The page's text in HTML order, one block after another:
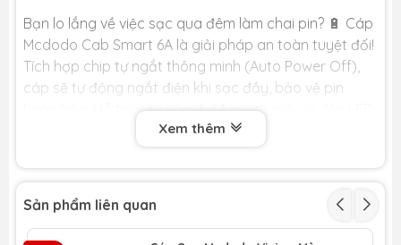
Bạn lo lắng về việc sạc qua đêm làm chai pin? 🔋 Cáp
Mcdodo Cab Smart 6A là giải pháp an toàn tuyệt đối!
Tích hợp chip tự ngắt thông minh (Auto Power Off),
cáp sẽ tự động ngắt điện khi sạc đầy, bảo vệ pin
hoàn hảo. Hỗ trợ sạc nhanh 6A mạnh mẽ, có đèn LED
báo trạng thái và dây dù siêu bền. 📱
🏆LỢI ÍCH CỐT LÕI DÀNH CHO BẠN🏆
🔋TỰ NGẮT KHI ĐẦY PIN:
Tự động ngắt sạc khi
Xem thêm
Sản phẩm liên quan